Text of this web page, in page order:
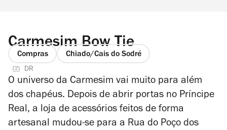
Carmesim Bow Tie
Compras Chiado/Cais do Sodré
DR
O universo da Carmesim vai muito para além
dos chapéus. Depois de abrir portas no Príncipe
Real, a loja de acessórios feitos de forma
artesanal mudou-se para a Rua do Poço dos